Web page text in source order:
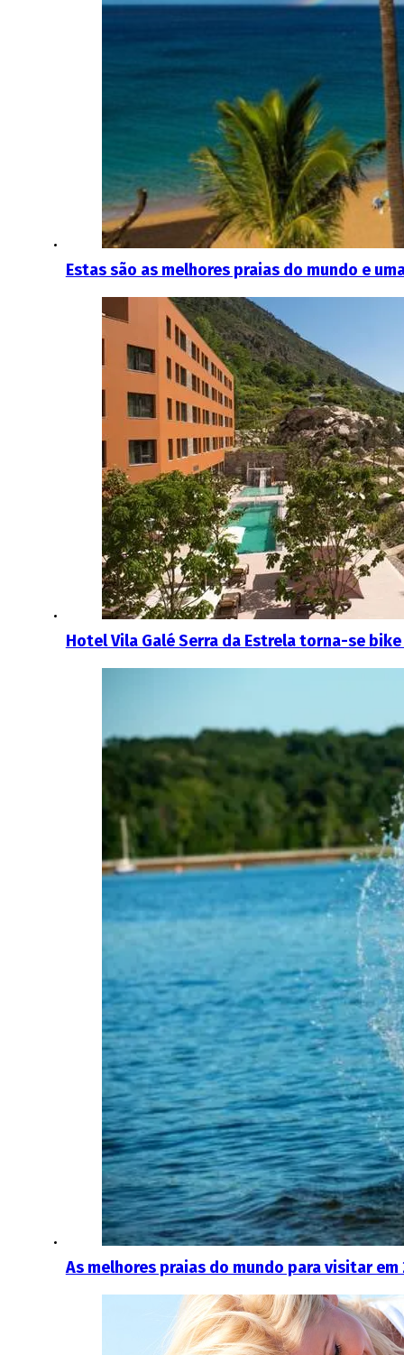
Estas são as melhores praias do mundo e
Hotel Vila Galé Serra da Estrela torna-se
As melhores praias do mundo para visitar em